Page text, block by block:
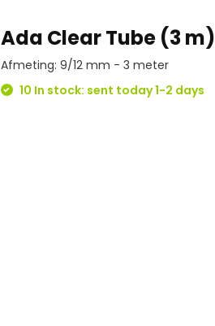
Ada Clear Tube (3 m)
Afmeting: 9/12 mm - 3 meter
10 In stock: sent today 1-2 days